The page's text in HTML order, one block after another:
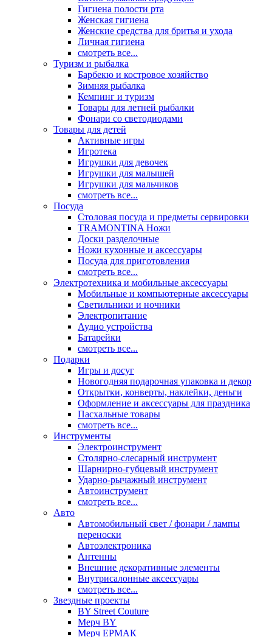
Гигиена полости рта
Женская гигиена
Женские средства для бритья и ухода
Личная гигиена
смотреть все...
Туризм и рыбалка
Барбекю и костровое хозяйство
Зимняя рыбалка
Кемпинг и туризм
Товары для летней рыбалки
Фонари со светодиодами
Товары для детей
Активные игры
Игротека
Игрушки для девочек
Игрушки для малышей
Игрушки для мальчиков
смотреть все...
Посуда
Столовая посуда и предметы сервировки
TRAMONTINA Ножи
Доски разделочные
Ножи кухонные и аксессуары
Посуда для приготовления
смотреть все...
Электротехника и мобильные аксессуары
Мобильные и компьютерные аксессуары
Светильники и ночники
Электропитание
Аудио устройства
Батарейки
смотреть все...
Подарки
Игры и досуг
Новогодняя подарочная упаковка и декор
Открытки, конверты, наклейки, деньги
Оформление и аксессуары для праздника
Пасхальные товары
смотреть все...
Инструменты
Электроинструмент
Столярно-слесарный инструмент
Шарнирно-губцевый инструмент
Ударно-рычажный инструмент
Автоинструмент
смотреть все...
Авто
Автомобильный свет / фонари / лампы
переноски
Автоэлектроника
Антенны
Внешние декоративные элементы
Внутрисалонные аксессуары
смотреть все...
Звездные проекты
BY Street Couture
Мерч BY
Мерч ЕРМАК